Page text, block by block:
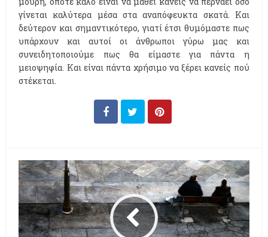
γίνεται καλύτερα μέσα στα αναπόφευκτα σκατά. Και
δεύτερον και σημαντικότερο, γιατί έτσι θυμόμαστε πως
υπάρχουν και αυτοί οι άνθρωποι γύρω μας και
συνειδητοποιούμε πως θα είμαστε για πάντα η
μειοψηφία. Και είναι πάντα χρήσιμο να ξέρει κανείς πού
στέκεται.